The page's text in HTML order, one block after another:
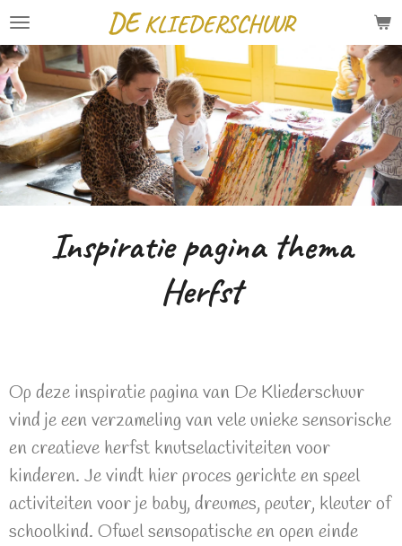
Ga
direct
naar
de
hoofdinhoud
DEKLIEDERSCHUUR
Inspiratie pagina thema
Herfst
Op deze inspiratie pagina van De Kliederschuur
vind je een verzameling van vele unieke sensorische
en creatieve herfst knutselactiviteiten voor
kinderen. Je vindt hier proces gerichte en speel
activiteiten voor je baby, dreumes, peuter, kleuter of
schoolkind. Ofwel sensopatische en open einde